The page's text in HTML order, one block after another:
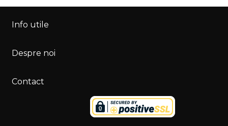
Info utile
Despre noi
Contact